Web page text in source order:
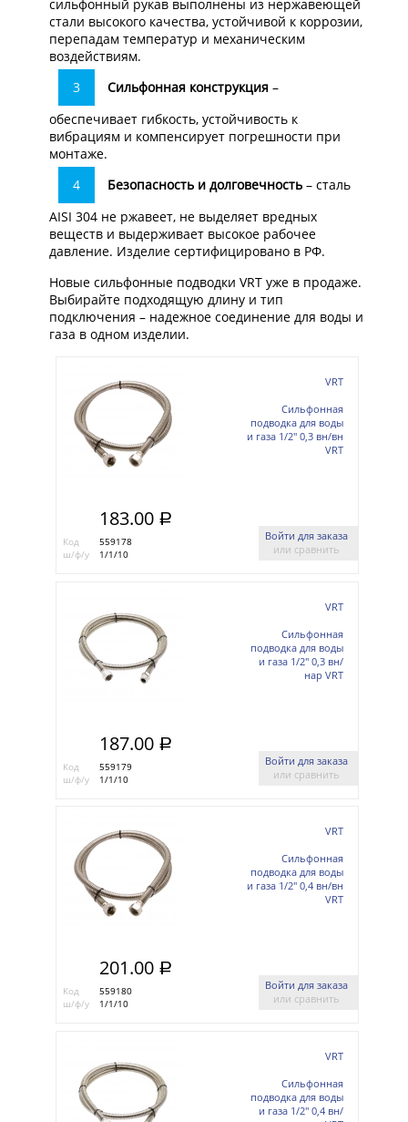
сильфонный рукав выполнены из нержавеющей
стали высокого качества, устойчивой к коррозии,
перепадам температур и механическим
воздействиям.
Сильфонная конструкция –
обеспечивает гибкость, устойчивость к
вибрациям и компенсирует погрешности при
монтаже.
Безопасность и долговечность – сталь
AISI 304 не ржавеет, не выделяет вредных
веществ и выдерживает высокое рабочее
давление. Изделие сертифицировано в РФ.
Новые сильфонные подводки VRT уже в продаже.
Выбирайте подходящую длину и тип
подключения – надежное соединение для воды и
газа в одном изделии.
183.00 a
Код
559178
ш/ф/у
1/1/10
VRT
Сильфонная
подводка для воды
и газа 1/2'' 0,3 вн/вн
VRT
Войти для заказа
или сравнить
187.00 a
Код
559179
ш/ф/у
1/1/10
VRT
Сильфонная
подводка для воды
и газа 1/2'' 0,3 вн/
нар VRT
Войти для заказа
или сравнить
201.00 a
Код
559180
ш/ф/у
1/1/10
VRT
Сильфонная
подводка для воды
и газа 1/2'' 0,4 вн/вн
VRT
Войти для заказа
или сравнить
VRT
Сильфонная
подводка для воды
и газа 1/2'' 0,4 вн/